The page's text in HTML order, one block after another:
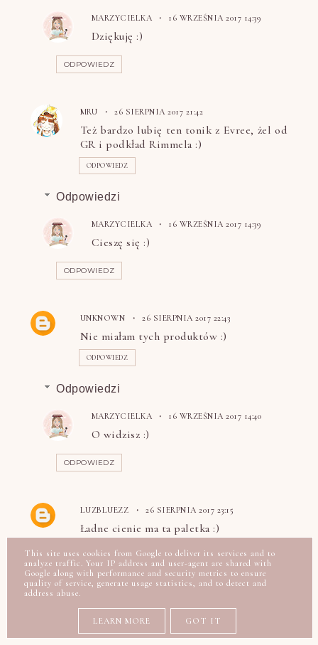
MARZYCIELKA 16 WRZEŚNIA 2017 14:39
Dziękuję :)
ODPOWIEDZ
MRU 26 SIERPNIA 2017 21:42
Też bardzo lubię ten tonik z Evree, żel od
GR i podkład Rimmela :)
ODPOWIEDZ
Odpowiedzi
MARZYCIELKA 16 WRZEŚNIA 2017 14:39
Cieszę się :)
ODPOWIEDZ
UNKNOWN 26 SIERPNIA 2017 22:43
Nie miałam tych produktów :)
ODPOWIEDZ
Odpowiedzi
MARZYCIELKA 16 WRZEŚNIA 2017 14:40
O widzisz :)
ODPOWIEDZ
LUZBLUEZZ 26 SIERPNIA 2017 23:15
Ładne cienie ma ta paletka :)
ODPOWIEDZ
Odpowiedzi
MARZYCIELKA 16 WRZEŚNIA 2017 14:40
Zgadzam się :)
This site uses cookies from Google to deliver its services and to
analyze traffic. Your IP address and user-agent are shared with
Google along with performance and security metrics to ensure
quality of service, generate usage statistics, and to detect and
address abuse.
LEARN MORE GOT IT